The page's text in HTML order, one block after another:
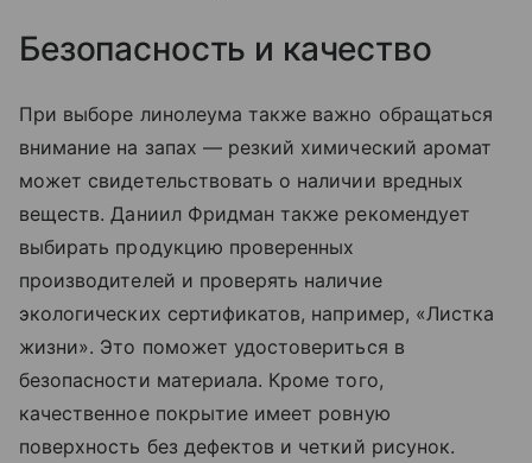
Безопасность и качество
При выборе линолеума также важно обращаться
внимание на запах — резкий химический аромат
может свидетельствовать о наличии вредных
веществ. Даниил Фридман также рекомендует
выбирать продукцию проверенных
производителей и проверять наличие
экологических сертификатов, например, «Листка
жизни». Это поможет удостовериться в
безопасности материала. Кроме того,
качественное покрытие имеет ровную
поверхность без дефектов и четкий рисунок.